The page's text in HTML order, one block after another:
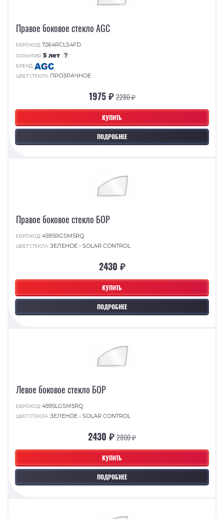
КУПИТЬ
ПОДРОБНЕЕ
Правое боковое стекло AGC
ЕВРОКОД:7264RCLS4FD
ГАРАНТИЯ:5 лет ?
БРЕНД:
ЦВЕТ СТЕКЛА: ПРОЗРАЧНОЕ
1975 ₽2280 ₽
КУПИТЬ
ПОДРОБНЕЕ
Правое боковое стекло БОР
ЕВРОКОД:4595RGSM5RQ
ЦВЕТ СТЕКЛА:ЗЕЛЕНОЕ - SOLAR CONTROL
2430 ₽
КУПИТЬ
ПОДРОБНЕЕ
Левое боковое стекло БОР
ЕВРОКОД:4595LGSM5RQ
ЦВЕТ СТЕКЛА:ЗЕЛЕНОЕ - SOLAR CONTROL
2430 ₽2800 ₽